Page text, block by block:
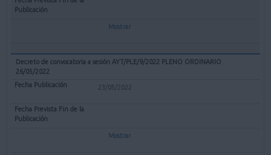
Mostrar
Decreto de convocatoria a sesión AYT/PLE/9/2022 PLENO ORDINARIO
26/05/2022
23/05/2022
Mostrar